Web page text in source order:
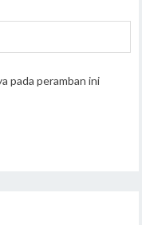
pada peramban ini